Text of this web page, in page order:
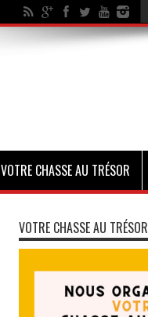
VOTRE CHASSE AU TRÉSOR
VOTRE CHASSE AU TRÉSOR